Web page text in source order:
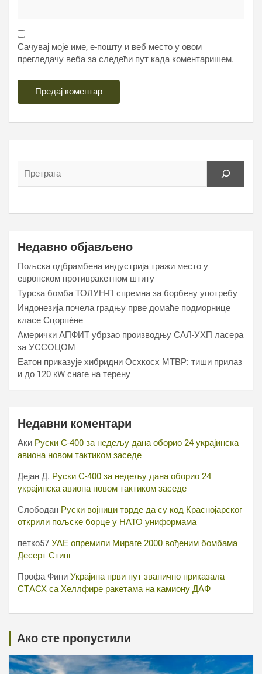
Сачувај моје име, е-пошту и веб место у овом
прегледачу веба за следећи пут када коментаришем.
Недавно објављено
Пољска одбрамбена индустрија тражи место у
европском противракетном штиту
Турска бомба ТОЛУН-П спремна за борбену употребу
Индонезија почела градњу прве домаће подморнице
класе Сцорпèне
Амерички АПФИТ убрзао производњу САЛ-УХП ласера
за УССОЦОМ
Еатон приказује хибридни Осхкосх МТВР: тиши прилаз
и до 120 кW снаге на терену
Недавни коментари
Аки Руски С-400 за недељу дана оборио 24 украјинска
авиона новом тактиком заседе
Дејан Д. Руски С-400 за недељу дана оборио 24
украјинска авиона новом тактиком заседе
Слободан Руски војници тврде да су код Краснојарског
открили пољске борце у НАТО униформама
петко57 УАЕ опремили Мираге 2000 вођеним бомбама
Десерт Стинг
Профа Фини Украјина први пут званично приказала
СТАСХ са Хеллфире ракетама на камиону ДАФ
Ако сте пропустили